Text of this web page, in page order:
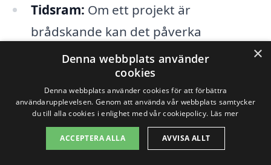
Tidsram: Om ett projekt är
brådskande kan det påverka
kostnaden. Snabbare tidslinjer kan
innebära extra arbetskraft eller
övertid.
Entreprenörens erfarenhet:Priser
varierar beroende på entreprenörens
×
Denna webbplats använder
cookies
Denna webbplats använder cookies för att förbättra
användarupplevelsen. Genom att använda vår webbplats samtycker
du till alla cookies i enlighet med vår cookiepolicy. Läs mer
ACCEPTERA ALLA AVVISA ALLT